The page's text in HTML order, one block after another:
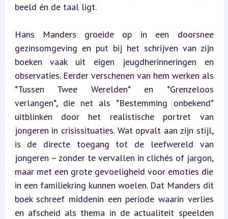
beeld én de taal ligt.
Hans Manders groeide op in een doorsnee
gezinsomgeving en put bij het schrijven van zijn
boeken vaak uit eigen jeugdherinneringen en
observaties. Eerder verschenen van hem werken als
*Tussen Twee Werelden* en *Grenzeloos
verlangen*, die net als *Bestemming onbekend*
uitblinken door het realistische portret van
jongeren in crisissituaties. Wat opvalt aan zijn stijl,
is de directe toegang tot de leefwereld van
jongeren – zonder te vervallen in clichés of jargon,
maar met een grote gevoeligheid voor emoties die
in een familiekring kunnen woelen. Dat Manders dit
boek schreef middenin een periode waarin verlies
en afscheid als thema in de actualiteit speelden